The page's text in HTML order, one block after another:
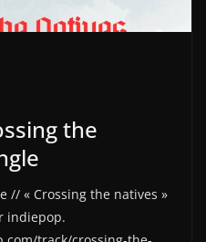
the
// « Crossing the natives »
indiepop.